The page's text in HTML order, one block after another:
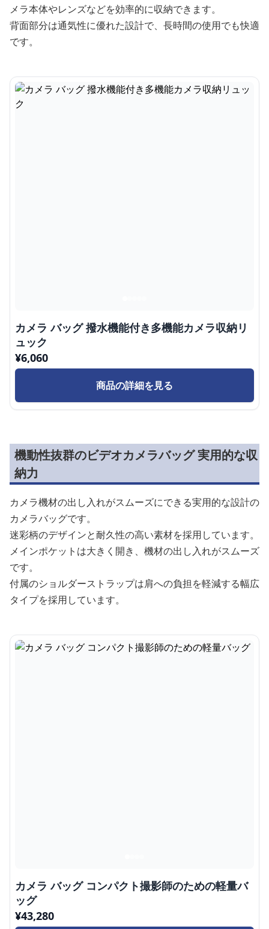
メラ本体やレンズなどを効率的に収納できます。
背面部分は通気性に優れた設計で、長時間の使用でも快適
です。
カメラ バッグ 撥水機能付き多機能カメラ収納リ
ュック
¥6,060
商品の詳細を見る
機動性抜群のビデオカメラバッグ 実用的な収
納力
カメラ機材の出し入れがスムーズにできる実用的な設計の
カメラバッグです。
迷彩柄のデザインと耐久性の高い素材を採用しています。
メインポケットは大きく開き、機材の出し入れがスムーズ
です。
付属のショルダーストラップは肩への負担を軽減する幅広
タイプを採用しています。
カメラ バッグ コンパクト撮影師のための軽量バ
ッグ
¥43,280